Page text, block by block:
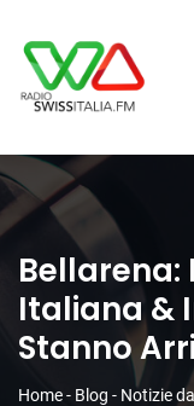
Bellarena:
Italiana &
Stanno
Home- Blog - Notizie